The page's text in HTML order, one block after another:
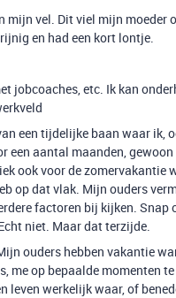
mijn vel. Dit viel mijn moeder
en had een kort lontje.
jobcoaches, etc. Ik kan
een tijdelijke baan waar ik,
een aantal maanden,
ook voor de zomervakantie
op dat vlak. Mijn ouders
factoren bij kijken. Snap
niet. Maar dat terzijde.
ouders hebben vakantie
op bepaalde momenten
werkelijk waar, of